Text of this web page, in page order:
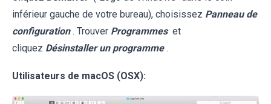
inférieur gauche de votre bureau), choisissez Panneau de
configuration . Trouver Programmes et
cliquez Désinstaller un programme .
Utilisateurs de macOS (OSX):